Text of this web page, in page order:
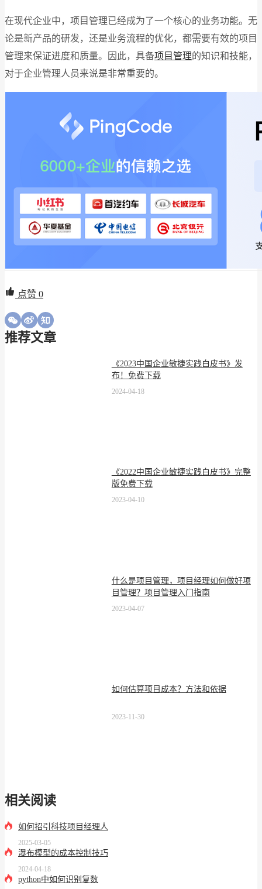
在现代企业中，项目管理已经成为了一个核心的业务功能。无
论是新产品的研发，还是业务流程的优化，都需要有效的项目
管理来保证进度和质量。因此，具备项目管理的知识和技能，
对于企业管理人员来说是非常重要的。
点赞 0
推荐文章
《2023中国企业敏捷实践白皮书》发
布！免费下载
2024-04-18
《2022中国企业敏捷实践白皮书》完整
版免费下载
2023-04-10
什么是项目管理，项目经理如何做好项
目管理？项目管理入门指南
2023-04-07
如何估算项目成本？方法和依据
2023-11-30
相关阅读
如何招引科技项目经理人
2025-03-05
瀑布模型的成本控制技巧
2024-04-18
python中如何识别复数